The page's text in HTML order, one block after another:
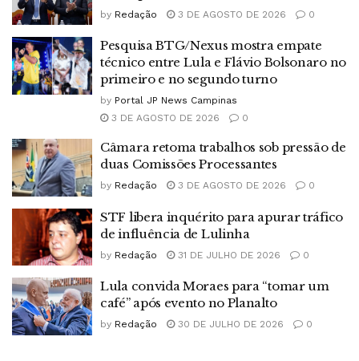
by Redação 3 DE AGOSTO DE 2026 0
Pesquisa BTG/Nexus mostra empate
técnico entre Lula e Flávio Bolsonaro no
primeiro e no segundo turno
by Portal JP News Campinas
3 DE AGOSTO DE 2026
0
Câmara retoma trabalhos sob pressão de
duas Comissões Processantes
by Redação 3 DE AGOSTO DE 2026 0
STF libera inquérito para apurar tráfico
de influência de Lulinha
by Redação 31 DE JULHO DE 2026 0
Lula convida Moraes para “tomar um
café” após evento no Planalto
by Redação 30 DE JULHO DE 2026 0